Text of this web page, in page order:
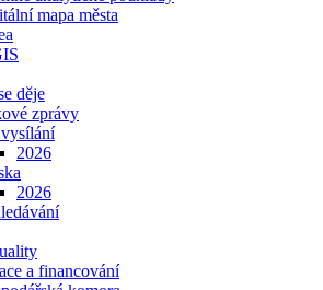
mapa města
děje
zprávy
2026
2026
a financování